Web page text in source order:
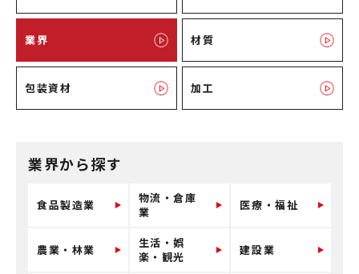
業界 材質
包装資材 加工
業界から探す
食品製造業
物流・倉庫
業
医療・福祉
農業・林業
生活・娯
楽・観光
建設業